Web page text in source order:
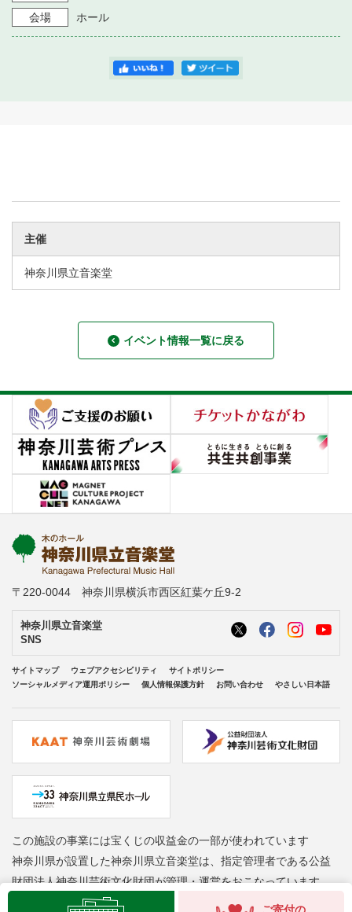
・ 芸術参与
会場
ホール
主催
神奈川県立音楽堂
イベント情報一覧に戻る
〒220-0044 神奈川県横浜市西区紅葉ケ丘9-2
神奈川県立音楽堂
SNS
サイトマップ ウェブアクセシビリティ
サイトポリシー
ソーシャルメディア運用ポリシー
個人情報保護方針 お問い合わせ やさしい日本語
この施設の事業には宝くじの収益金の一部が使われています
神奈川県が設置した神奈川県立音楽堂は、指定管理者である公益
財団法人神奈川芸術文化財団が管理・運営をおこなっています
Copyright © Kanagawa Arts Foundation. All rights reserved.